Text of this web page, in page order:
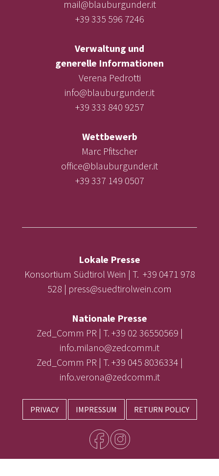
mail@blauburgunder.it
+39 335 596 7246
Verwaltung und
generelle Informationen
Verena Pedrotti
info@blauburgunder.it
+39 333 840 9257
Wettbewerb
Marc Pfitscher
office@blauburgunder.it
+39 337 149 0507
Lokale Presse
Konsortium Südtirol Wein | T. +39 0471 978
528 | press@suedtirolwein.com
Nationale Presse
Zed_Comm PR | T. +39 02 36550569 |
info.milano@zedcomm.it
Zed_Comm PR | T. +39 045 8036334 |
info.verona@zedcomm.it
PRIVACY IMPRESSUM RETURN POLICY